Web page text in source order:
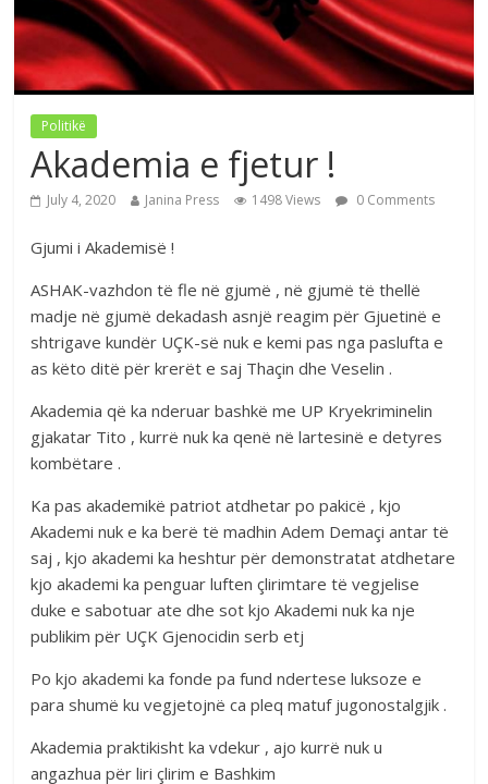
Politikë
Akademia e fjetur !
July 4, 2020 Janina Press 1498 Views 0 Comments
Gjumi i Akademisë !
ASHAK-vazhdon të fle në gjumë , në gjumë të thellë
madje në gjumë dekadash asnjë reagim për Gjuetinë e
shtrigave kundër UÇK-së nuk e kemi pas nga paslufta e
as këto ditë për krerët e saj Thaçin dhe Veselin .
Akademia që ka nderuar bashkë me UP Kryekriminelin
gjakatar Tito , kurrë nuk ka qenë në lartesinë e detyres
kombëtare .
Ka pas akademikë patriot atdhetar po pakicë , kjo
Akademi nuk e ka berë të madhin Adem Demaçi antar të
saj , kjo akademi ka heshtur për demonstratat atdhetare
kjo akademi ka penguar luften çlirimtare të vegjelise
duke e sabotuar ate dhe sot kjo Akademi nuk ka nje
publikim për UÇK Gjenocidin serb etj
Po kjo akademi ka fonde pa fund ndertese luksoze e
para shumë ku vegjetojnë ca pleq matuf jugonostalgjik .
Akademia praktikisht ka vdekur , ajo kurrë nuk u
angazhua për liri çlirim e Bashkim